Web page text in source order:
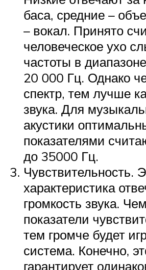
баса, средние –
– вокал. Принято
человеческое ухо
частоты в
20 000 Гц. Однако
спектр, тем лучше
звука. Для
акустики
показателями
до 35000 Гц.
Чувствительность.
характеристика
громкость звука.
показатели
тем громче будет
система. Конечно,
гарантирует